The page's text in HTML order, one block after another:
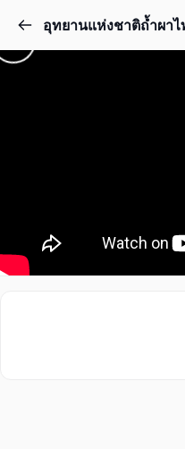
อุทยานแห่งชาติถ้ำผาไ